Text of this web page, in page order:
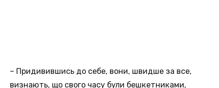
– Придивившись до себе, вони, швидше за все,
визнають, що свого часу були бешкетниками,